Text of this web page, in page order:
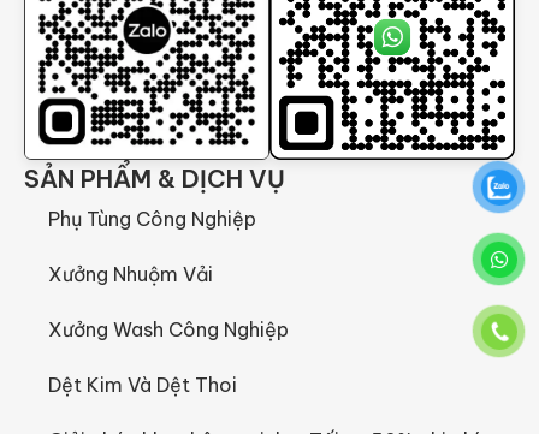
SẢN PHẨM & DỊCH VỤ
Phụ Tùng Công Nghiệp
Xưởng Nhuộm Vải
Xưởng Wash Công Nghiệp
Dệt Kim Và Dệt Thoi